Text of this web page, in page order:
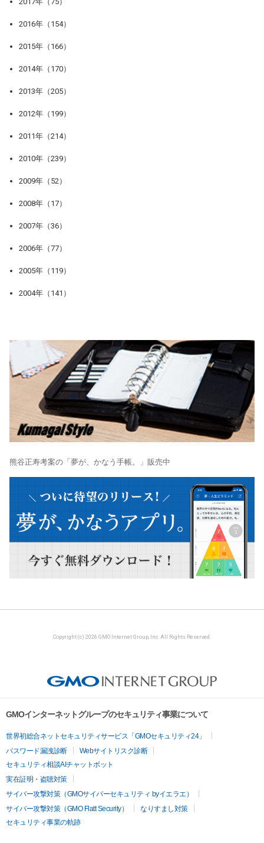
2016年（154）
2015年（166）
2014年（170）
2013年（205）
2012年（199）
2011年（214）
2010年（239）
2009年（52）
2008年（17）
2007年（36）
2006年（77）
2005年（119）
2004年（141）
熊谷正寿考案の「夢が、かなう手帳。」販売中
Copyright (c) 2026 GMO Internet Group, Inc. All Rights Reserved.
GMOインターネットグループのセキュリティ事業について
世界初総合ネットセキュリティサービス「GMOセキュリティ24」
パスワード漏洩診断
Webサイトリスク診断
セキュリティ相談AIチャットボット
実在証明・盗聴対策
サイバー攻撃対策（GMOサイバーセキュリティ byイエラエ）
サイバー攻撃対策（GMO Flatt Security）
なりすまし対策
セキュリティ事業の軌跡